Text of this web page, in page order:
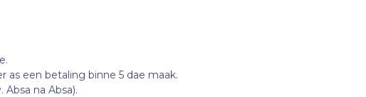
as een betaling binne 5 dae maak.
na Absa).